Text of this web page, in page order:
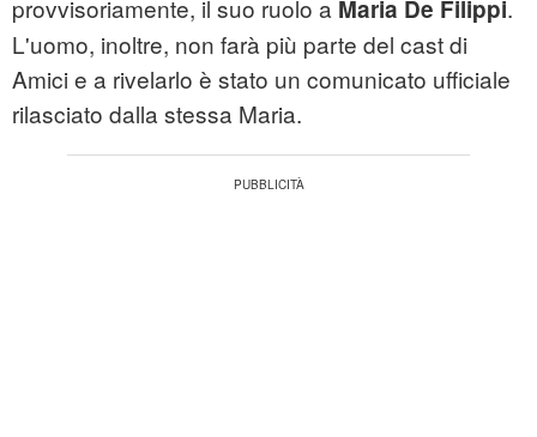
provvisoriamente, il suo ruolo a Maria De Filippi.
L'uomo, inoltre, non farà più parte del cast di
Amici e a rivelarlo è stato un comunicato ufficiale
rilasciato dalla stessa Maria.